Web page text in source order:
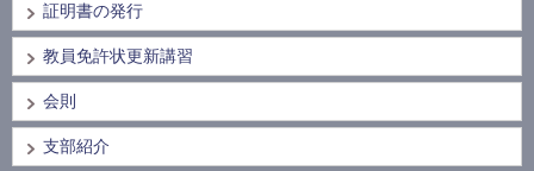
証明書の発行
教員免許状更新講習
会則
支部紹介